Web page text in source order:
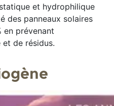
et hydrophilique
des panneaux solaires
en prévenant
et de résidus.